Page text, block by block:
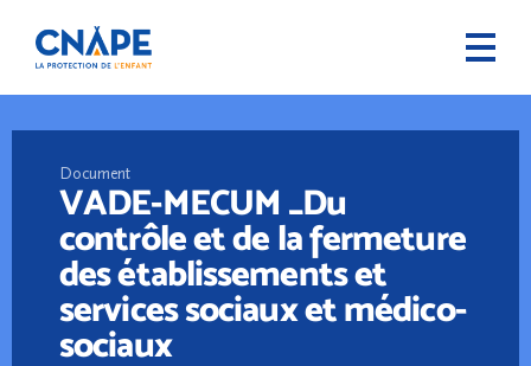
Document
VADE-MECUM _Du
contrôle et de la fermeture
des établissements et
services sociaux et médico-
sociaux